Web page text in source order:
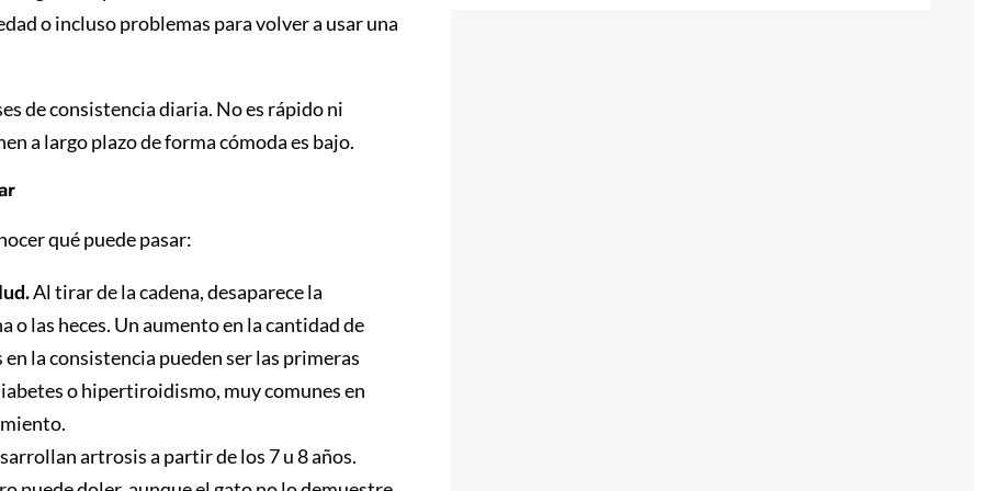
o incluso problemas para volver a usar una
de consistencia diaria. No es rápido ni
a largo plazo de forma cómoda es bajo.
qué puede pasar:
Al tirar de la cadena, desaparece la
las heces. Un aumento en la cantidad de
la consistencia pueden ser las primeras
o hipertiroidismo, muy comunes en
artrosis a partir de los 7 u 8 años.